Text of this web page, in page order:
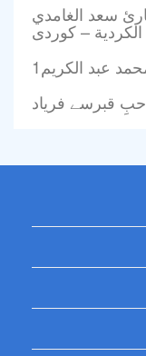
سعد الغامدي
عبد الكريم
قبرسے فریاد